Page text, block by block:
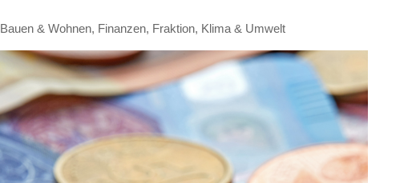
Bauen & Wohnen, Finanzen, Fraktion, Klima & Umwelt